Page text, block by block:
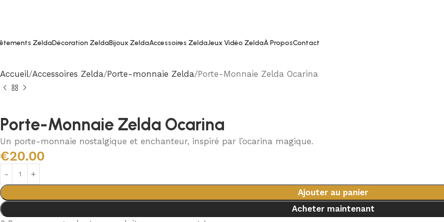
ZeldaDécoration ZeldaBijoux ZeldaAccessoires ZeldaJeux Vidéo ZeldaÀ ProposContact
Accueil Accessoires Zelda Porte-monnaie Zelda Porte-Monnaie Zelda Ocarina
Porte-Monnaie Zelda Ocarina
Un porte-monnaie nostalgique et enchanteur, inspiré par l’ocarina magique.
€20.00
Ajouter au panier
Acheter maintenant